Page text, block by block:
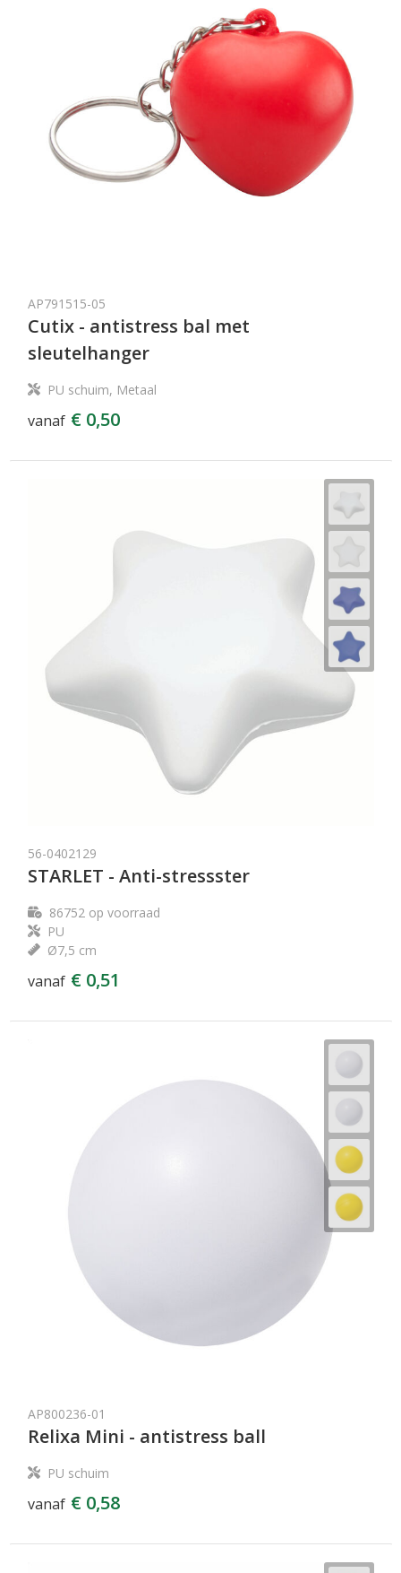
AP791515-05
Cutix - antistress bal met
sleutelhanger
PU schuim, Metaal
vanaf € 0,50
56-0402129
STARLET - Anti-stressster
86752op voorraad
PU
Ø7,5 cm
vanaf € 0,51
AP800236-01
Relixa Mini - antistress ball
PU schuim
vanaf € 0,58